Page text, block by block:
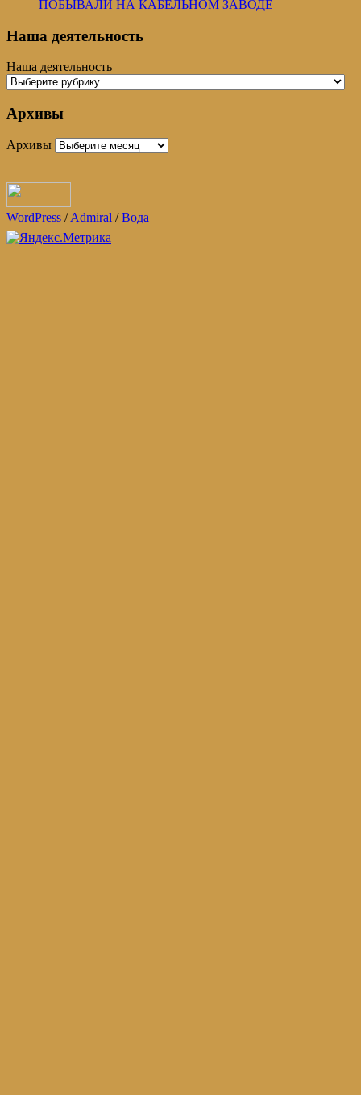
ПОБЫВАЛИ НА КАБЕЛЬНОМ ЗАВОДЕ
Наша деятельность
Наша деятельность
Архивы
Архивы
WordPress /Admiral /Вода